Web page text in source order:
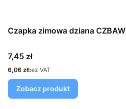
Czapka zimowa dziana CZBAW
Cena
7,45 zł
Cena
6,06 złbez VAT
Zobacz produkt